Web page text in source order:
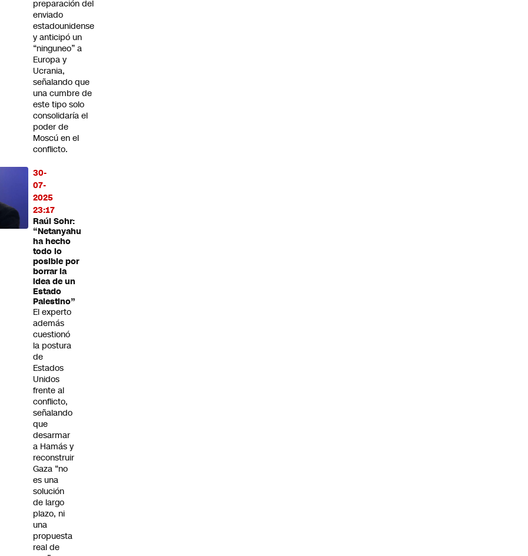
preparación del
enviado
estadounidense
y anticipó un
“ninguneo” a
Europa y
Ucrania,
señalando que
una cumbre de
este tipo solo
consolidaría el
poder de
Moscú en el
conflicto.
30-
07-
2025
23:17
Raúl Sohr:
“Netanyahu
ha hecho
todo lo
posible por
borrar la
idea de un
Estado
Palestino”
El experto
además
cuestionó
la postura
de
Estados
Unidos
frente al
conflicto,
señalando
que
desarmar
a Hamás y
reconstruir
Gaza “no
es una
solución
de largo
plazo, ni
una
propuesta
real de